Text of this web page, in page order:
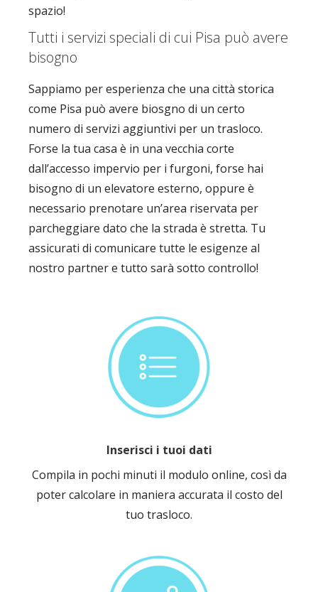
spazio!
Tutti i servizi speciali di cui Pisa può avere
bisogno
Sappiamo per esperienza che una città storica
come Pisa può avere biosgno di un certo
numero di servizi aggiuntivi per un trasloco.
Forse la tua casa è in una vecchia corte
dall’accesso impervio per i furgoni, forse hai
bisogno di un elevatore esterno, oppure è
necessario prenotare un’area riservata per
parcheggiare dato che la strada è stretta. Tu
assicurati di comunicare tutte le esigenze al
nostro partner e tutto sarà sotto controllo!
Inserisci i tuoi dati
Compila in pochi minuti il modulo online, così da
poter calcolare in maniera accurata il costo del
tuo trasloco.